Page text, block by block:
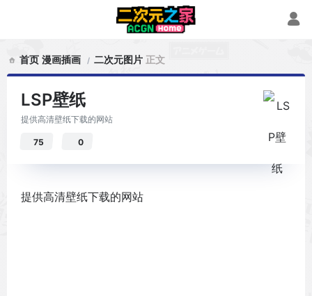
首页 漫画插画 二次元图片 正文
LSP壁纸
提供高清壁纸下载的网站
75 0
提供高清壁纸下载的网站